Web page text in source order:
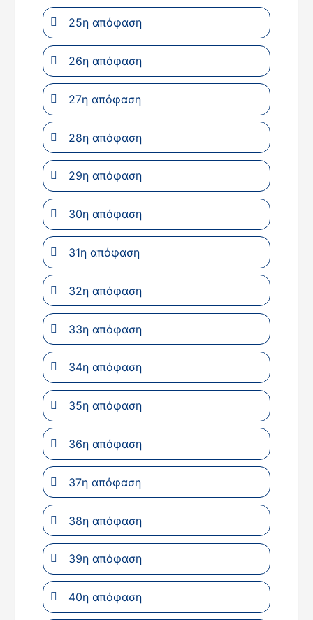
25η απόφαση
26η απόφαση
27η απόφαση
28η απόφαση
29η απόφαση
30η απόφαση
31η απόφαση
32η απόφαση
33η απόφαση
34η απόφαση
35η απόφαση
36η απόφαση
37η απόφαση
38η απόφαση
39η απόφαση
40η απόφαση